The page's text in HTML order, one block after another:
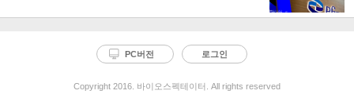
PC버전 로그인
Copyright 2016. 바이오스펙테이터. All rights reserved